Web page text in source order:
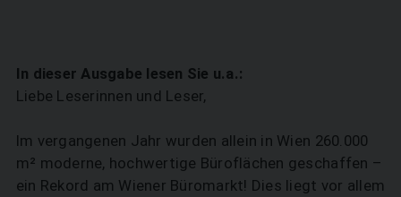
In dieser Ausgabe lesen Sie u.a.:
Liebe Leserinnen und Leser,
Im vergangenen Jahr wurden allein in Wien 260.000
m² moderne, hochwertige Büroflächen geschaffen –
ein Rekord am Wiener Büromarkt! Dies liegt vor allem